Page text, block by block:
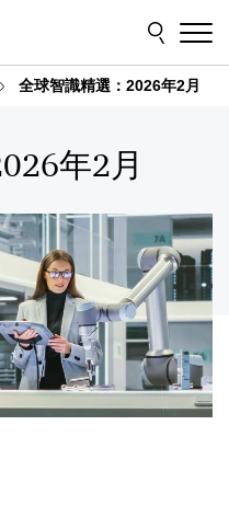
全球智識精選：2026年2月
年2月